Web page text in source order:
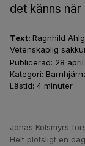
Text: Ragnhild
Vetenskaplig
Publicerad: 28
Kategori:
Lästid: 4 minuter
det känns
Jonas Kolsmyrs
Helt plötsligt en